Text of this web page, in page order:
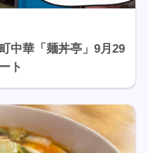
中華「麺丼亭」9月29
ト